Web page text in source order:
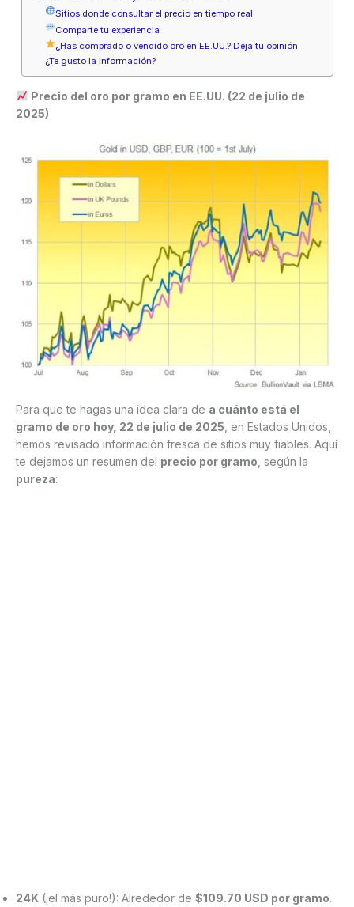
Sitios donde consultar el precio en tiempo real
Comparte tu experiencia
¿Has comprado o vendido oro en EE.UU.? Deja tu opinión
¿Te gusto la información?
Precio del oro por gramo en EE.UU. (22 de julio de
2025)
Para que te hagas una idea clara de a cuánto está el
gramo de oro hoy, 22 de julio de 2025 , en Estados Unidos,
hemos revisado información fresca de sitios muy fiables. Aquí
te dejamos un resumen del precio por gramo , según la
pureza:
24K (¡el más puro!): Alrededor de $109.70 USD por gramo.